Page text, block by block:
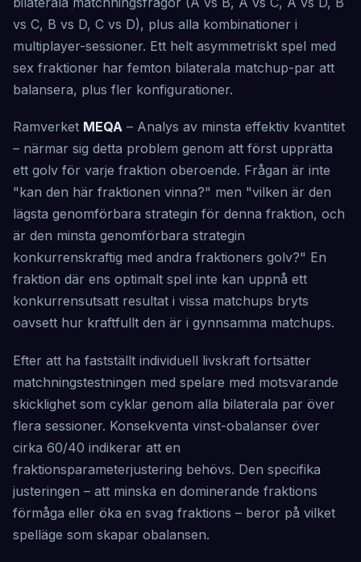
vs C, B vs D, C vs D), plus alla kombinationer i
multiplayer-sessioner. Ett helt asymmetriskt spel med
sex fraktioner har femton bilaterala matchup-par att
balansera, plus fler konfigurationer.
Ramverket MEQA – Analys av minsta effektiv kvantitet
– närmar sig detta problem genom att först upprätta
ett golv för varje fraktion oberoende. Frågan är inte
"kan den här fraktionen vinna?" men "vilken är den
lägsta genomförbara strategin för denna fraktion, och
är den minsta genomförbara strategin
konkurrenskraftig med andra fraktioners golv?" En
fraktion där ens optimalt spel inte kan uppnå ett
konkurrensutsatt resultat i vissa matchups bryts
oavsett hur kraftfullt den är i gynnsamma matchups.
Efter att ha fastställt individuell livskraft fortsätter
matchningstestningen med spelare med motsvarande
skicklighet som cyklar genom alla bilaterala par över
flera sessioner. Konsekventa vinst-obalanser över
cirka 60/40 indikerar att en
fraktionsparameterjustering behövs. Den specifika
justeringen – att minska en dominerande fraktions
förmåga eller öka en svag fraktions – beror på vilket
spelläge som skapar obalansen.